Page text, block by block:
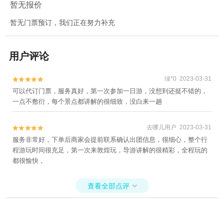
暂无报价
暂无门票预订，我们正在努力补充
用户评论

 绿*0 2023-03-31
可以代订门票，服务真好，第一次参加一日游，没想到还挺不错的，
一点不敷衍，每个景点都讲解的很细致，没白来一趟

 去哪儿用户 2023-03-31
服务非常好，下单后商家会提前联系确认出团信息，很细心，整个行
程游玩时间很充足，第一次来敦煌玩，导游讲解的很精彩，全程玩的
都很愉快，
查看全部点评 